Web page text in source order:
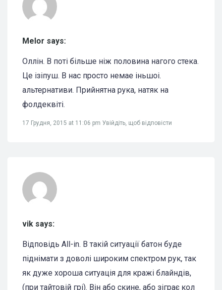
Melor says:
Оллiн. В потi бiльше нiж половина нагого стека.
Це iзiпуш. В нас просто немае iньшоi.
альтернативи. Прийнятна рука, натяк на
фолдеквiтi.
17 Грудня, 2015 at 11:06 pm Увійдіть, щоб відповісти
vik says:
Відповідь All-in. В такій ситуації батон буде
піднімати з доволі широким спектром рук, так
як дуже хороша ситуація для кражі блайндів,
(при тайтовій грі). Він або скине, або зіграє кол